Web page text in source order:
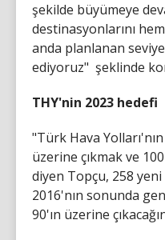
şekilde büyümeye
destinasyonlarını
anda planlanan
ediyoruz" şeklinde
THY'nin 2023 hedefi
"Türk Hava
üzerine çıkmak ve
diyen Topçu, 258 yeni
2016'nın sonunda
90'ın üzerine